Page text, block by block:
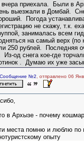
приехала. Были в
выезжали в Домбай.
Погода
не скажу, т.к.
занималась всем
на самый верх (по
250 рублей. Последняя
Из-од снега кое-где
. Думаю их уже
Сообщение №2 , отправлено 06
в Архызе - почему
места помню и люблю по
опыту